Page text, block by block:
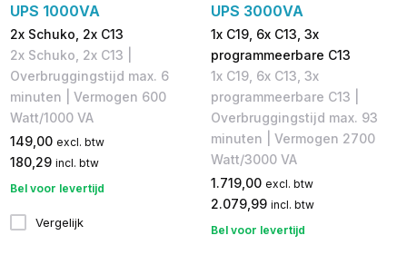
UPS 1000VA
2x Schuko, 2x C13
2x Schuko, 2x C13 |
Overbruggingstijd max. 6
minuten | Vermogen 600
Watt/1000 VA
149,00 excl. btw
180,29 incl. btw
Bel voor levertijd
Vergelijk
UPS 3000VA
1x C19, 6x C13, 3x
programmeerbare C13
1x C19, 6x C13, 3x
programmeerbare C13 |
Overbruggingstijd max. 93
minuten | Vermogen 2700
Watt/3000 VA
1.719,00 excl. btw
2.079,99 incl. btw
Bel voor levertijd